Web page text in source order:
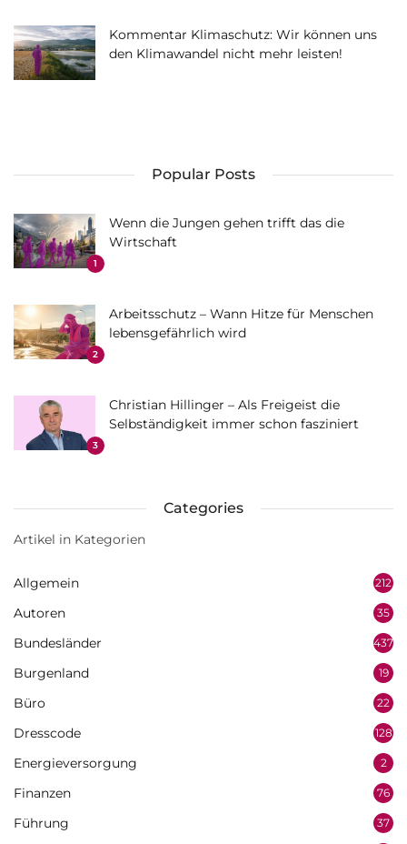
Kommentar Klimaschutz: Wir können uns
den Klimawandel nicht mehr leisten!
Popular Posts
1
Wenn die Jungen gehen trifft das die
Wirtschaft
2
Arbeitsschutz – Wann Hitze für Menschen
lebensgefährlich wird
3
Christian Hillinger – Als Freigeist die
Selbständigkeit immer schon fasziniert
Categories
Artikel in Kategorien
Allgemein 212
Autoren 35
Bundesländer 437
Burgenland 19
Büro 22
Dresscode 128
Energieversorgung 2
Finanzen 76
Führung 37